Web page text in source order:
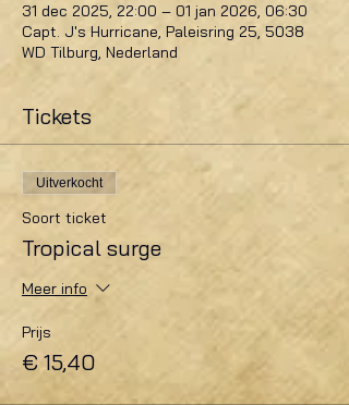
31 dec 2025, 22:00 – 01 jan 2026, 06:30
Capt. J's Hurricane, Paleisring 25, 5038
WD Tilburg, Nederland
Tickets
Uitverkocht
Soort ticket
Tropical surge
Meer info
Prijs
€ 15,40